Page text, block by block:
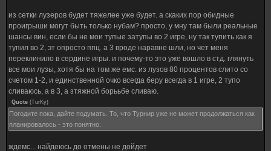
из сетки лузеров будет тяжелее уже будет. а скаких пор обидные
проигрыши могут быть только нубам? просто, у мну там были реальные
шансы вин, если бы не мои тупые затупы во 2 игре, ну так тупить как я
тупил во 2, эт опросто ппц. а 3 вроде наравне шли, но чет меня
переклинило в сердине игры. и почему-то это уже вошло в стд. глянуть
все мои лузы, хотя бы на том же емс. из лузов 80 процентов слито со
счетом 1-2, и единственной очко всегда беру всегда в 1 игре, 2 тупо
сливаюсь, а в 3, а зтяжной борььбе сливаю.
Quote (TurKy)
Погодите пока, дайте подумать. То, что Турнир уже не может продолжаться как
планировалось - это понятно.
ждемс... найдеюсь до отмены не дойдет